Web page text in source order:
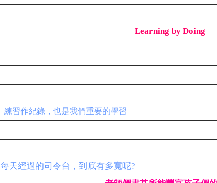
Learning by Doing
練習作紀錄，也是我們重要的學習
每天經過的司令台，到底有多寬呢?